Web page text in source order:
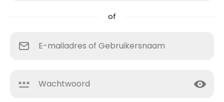
of